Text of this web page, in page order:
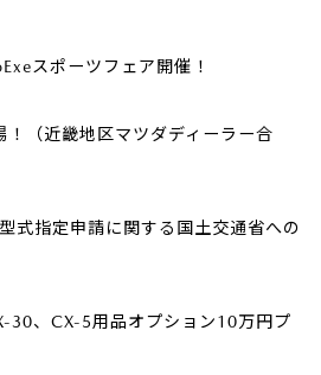
スポーツフェア開催！
（近畿地区マツダディーラー合
式指定申請に関する国土交通省への
30、CX-5用品オプション10万円プ